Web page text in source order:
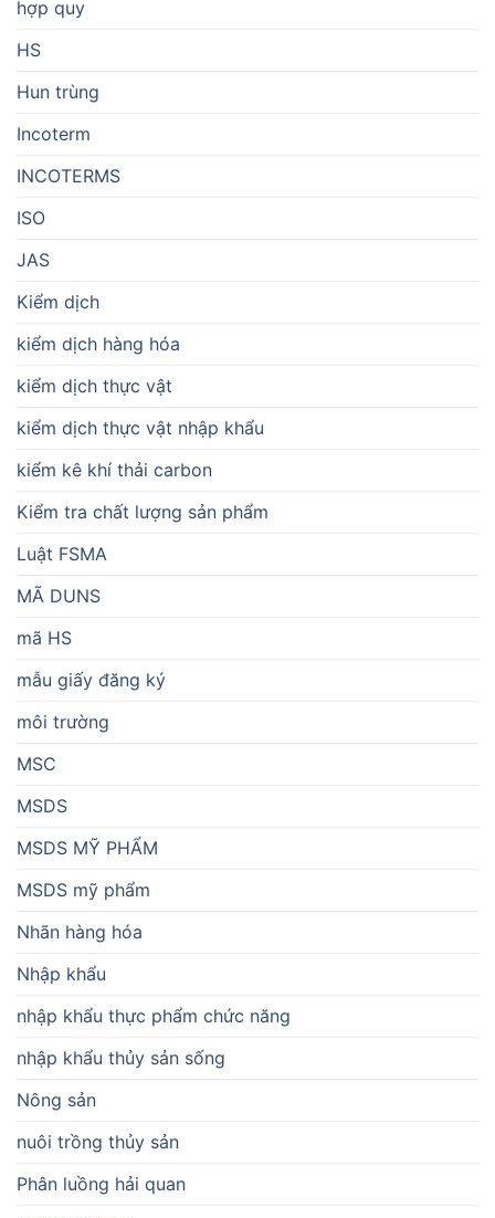
hợp quy
HS
Hun trùng
Incoterm
INCOTERMS
ISO
JAS
Kiểm dịch
kiểm dịch hàng hóa
kiểm dịch thực vật
kiểm dịch thực vật nhập khẩu
kiểm kê khí thải carbon
Kiểm tra chất lượng sản phẩm
Luật FSMA
MÃ DUNS
mã HS
mẫu giấy đăng ký
môi trường
MSC
MSDS
MSDS MỸ PHẨM
MSDS mỹ phẩm
Nhãn hàng hóa
Nhập khẩu
nhập khẩu thực phẩm chức năng
nhập khẩu thủy sản sống
Nông sản
nuôi trồng thủy sản
Phân luồng hải quan